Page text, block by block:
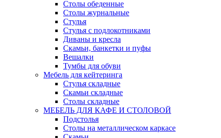
Столы обеденные
Столы журнальные
Стулья
Стулья с подлокотниками
Диваны и кресла
Скамьи, банкетки и пуфы
Вешалки
Тумбы для обуви
Мебель для кейтеринга
Стулья складные
Скамьи складные
Столы складные
МЕБЕЛЬ ДЛЯ КАФЕ И СТОЛОВОЙ
Подстолья
Столы на металлическом каркасе